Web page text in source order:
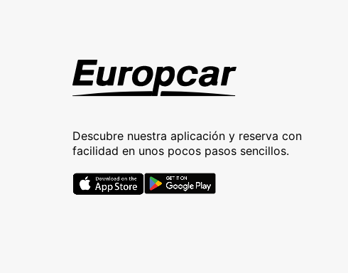
Descubre nuestra aplicación y reserva con
facilidad en unos pocos pasos sencillos.